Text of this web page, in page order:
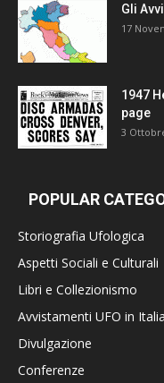
Gli
17
1947
page
3
POPULAR
Storiografia Ufologica
Aspetti Sociali e Culturali
Libri e Collezionismo
Avvistamenti UFO in Italia
Divulgazione
Conferenze